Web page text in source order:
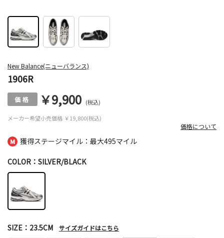
獲得ステージマイル：最大495マイル
New Balance(ニューバランス)
1906R
メーカー希望小売価格 ￥19,800(税込)
￥9,900 (税込)
価格について
COLOR：SILVER/BLACK
SIZE：23.5CM サイズガイドはこちら